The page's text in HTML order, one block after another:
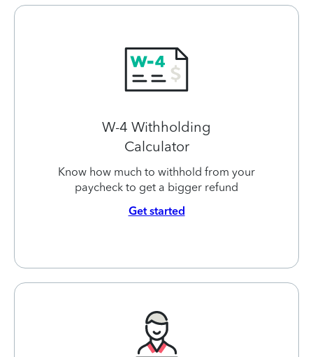
W-4 Withholding
Calculator
Know how much to withhold from your
paycheck to get a bigger refund
Get started